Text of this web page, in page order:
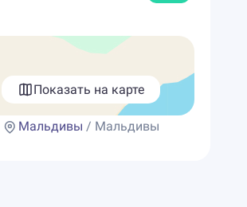
Показать на карте
Мальдивы / Мальдивы